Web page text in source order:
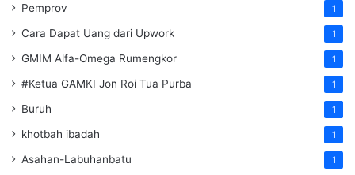
Pemprov 1
Cara Dapat Uang dari Upwork 1
GMIM Alfa-Omega Rumengkor 1
#Ketua GAMKI Jon Roi Tua Purba 1
Buruh 1
khotbah ibadah 1
Asahan-Labuhanbatu 1